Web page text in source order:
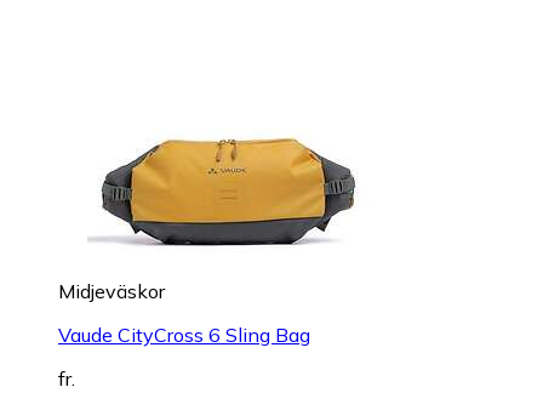
Midjeväskor
Vaude CityCross 6 Sling Bag
fr.